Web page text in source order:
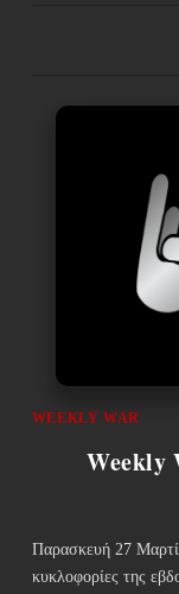
WEEKLY WAR
Weekly
Παρασκευή 27
κυκλοφορίες της